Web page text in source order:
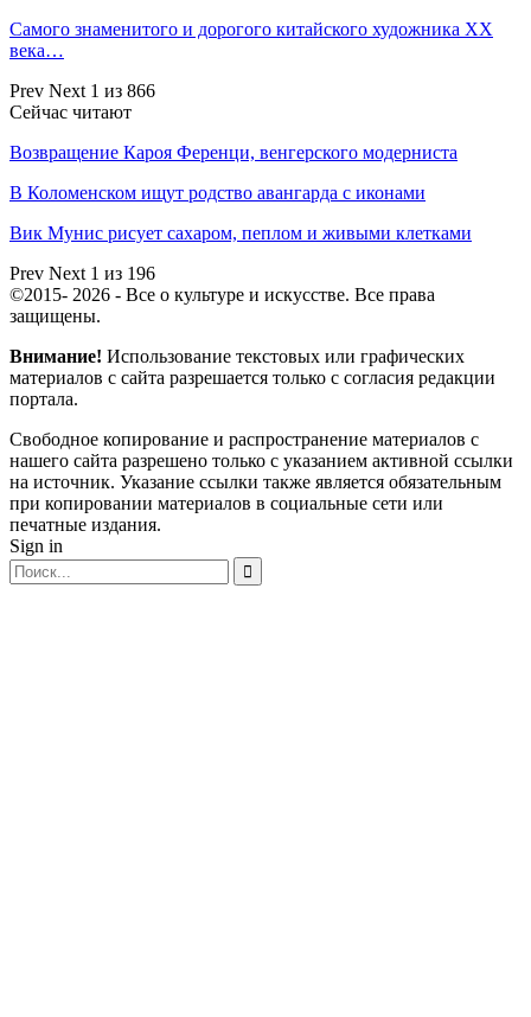
Самого знаменитого и дорогого китайского художника ХХ
века…
Prev Next 1 из 866
Сейчас читают
Возвращение Кароя Ференци, венгерского модерниста
В Коломенском ищут родство авангарда с иконами
Вик Мунис рисует сахаром, пеплом и живыми клетками
Prev Next 1 из 196
©2015- 2026 - Все о культуре и искусстве. Все права
защищены.
Внимание! Использование текстовых или графических
материалов с сайта разрешается только c согласия редакции
портала.
Свободное копирование и распространение материалов с
нашего сайта разрешено только с указанием активной ссылки
на источник. Указание ссылки также является обязательным
при копировании материалов в социальные сети или
печатные издания.
Sign in